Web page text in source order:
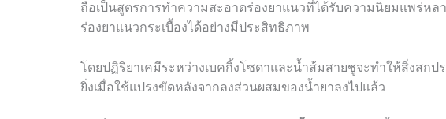
ถือเป็นสูตรการทำความสะอาดร่องยาแนวที่ได้รับความนิยมแพร่หล
ร่องยาแนวกระเบื้องได้อย่างมีประสิทธิภาพ
โดยปฏิริยาเคมีระหว่างเบคกิ้งโซดาและน้ำส้มสายชูจะทำให้สิ่งสก
ยิ่งเมื่อใช้แปรงขัดหลังจากลงส่วนผสมของน้ำยาลงไปแล้ว